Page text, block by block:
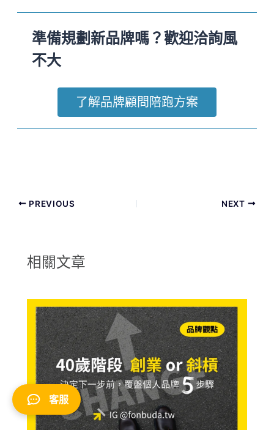
準備規劃新品牌嗎？歡迎洽詢風
不大
了解品牌顧問陪跑方案
PREVIOUS NEXT
相關文章
客服